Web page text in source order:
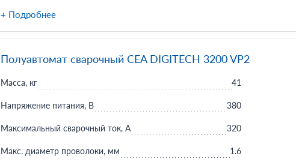
+ Подробнее
Полуавтомат сварочный CEA DIGITECH 3200 VP2
Масса, кг 41
Напряжение питания, В 380
Максимальный сварочный ток, А 320
Макс. диаметр проволоки, мм 1.6